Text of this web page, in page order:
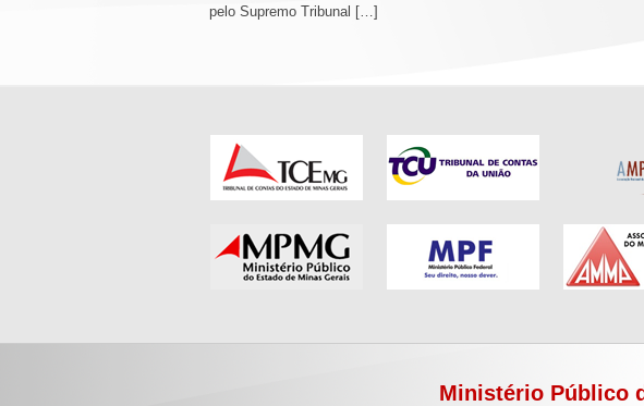
pelo Supremo Tribunal […]
Ministério Público